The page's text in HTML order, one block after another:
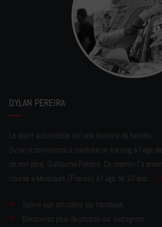
DYLAN PEREIRA
Le sport automobile est une histoire de famille.
Dylan a commencé à conduire un karting à l’âge
de son père, Guillaume Pereira. Ce chemin l'a
course à Mirecourt (France) à l'âge de 10 ans...
Suivre son actualité sur facebook
Découvrez plus de photos sur Instagram